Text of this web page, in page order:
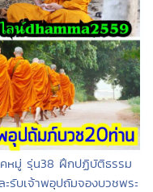
คหมู่ รุ่น38 ฝึกปฏิบัติธรรม
รับเจ้าพอุปถัมจองบวชพระ